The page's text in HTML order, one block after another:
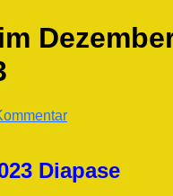
zu
Dezember
2023:
Diapase